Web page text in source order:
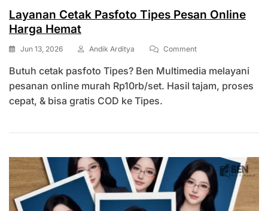
Layanan Cetak Pasfoto Tipes Pesan Online
Harga Hemat
Jun 13, 2026 Andik Arditya CommentOn
Cetak
Pasfoto
Tipes
Butuh cetak pasfoto Tipes? Ben Multimedia melayani
pesanan online murah Rp10rb/set. Hasil tajam, proses
cepat, & bisa gratis COD ke Tipes.